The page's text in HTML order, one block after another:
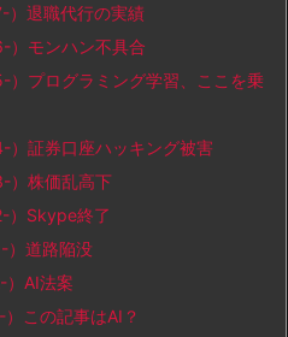
退職代行の実績
モンハン不具合
プログラミング学習、ここを乗
証券口座ハッキング被害
株価乱高下
Skype終了
道路陥没
AI法案
この記事はAI？